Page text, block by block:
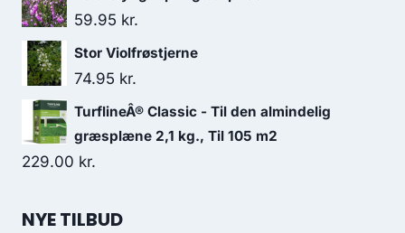
59.95 kr.
Stor Violfrøstjerne
74.95 kr.
TurflineÂ® Classic - Til den almindelig
græsplæne 2,1 kg., Til 105 m2
229.00 kr.
NYE TILBUD